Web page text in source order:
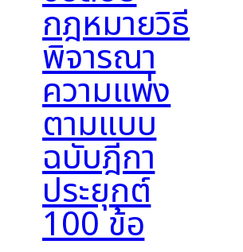
กฎหมายวิธี
พิจารณา
ความแพ่ง
ตามแบบ
ฉบับฎีกา
ประยุกต์
100 ข้อ